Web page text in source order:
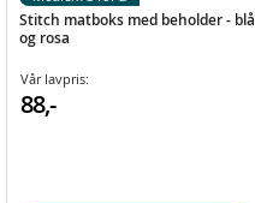
Stitch matboks med beholder - blå
og rosa
Vår lavpris:
88,-